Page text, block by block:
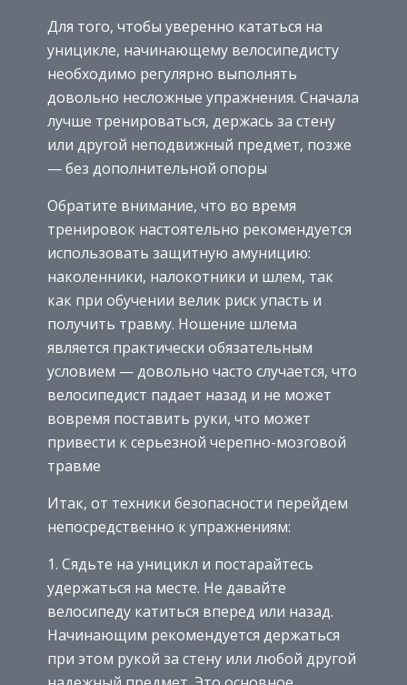
Для того, чтобы уверенно кататься на
уницикле, начинающему велосипедисту
необходимо регулярно выполнять
довольно несложные упражнения. Сначала
лучше тренироваться, держась за стену
или другой неподвижный предмет, позже
— без дополнительной опоры
Обратите внимание, что во время
тренировок настоятельно рекомендуется
использовать защитную амуницию:
наколенники, налокотники и шлем, так
как при обучении велик риск упасть и
получить травму. Ношение шлема
является практически обязательным
условием — довольно часто случается, что
велосипедист падает назад и не может
вовремя поставить руки, что может
привести к серьезной черепно-мозговой
травме
Итак, от техники безопасности перейдем
непосредственно к упражнениям:
Сядьте на уницикл и постарайтесь
удержаться на месте. Не давайте
велосипеду катиться вперед или назад.
Начинающим рекомендуется держаться
при этом рукой за стену или любой другой